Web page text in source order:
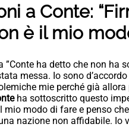
a Conte:
è il mio
”Conte ha detto che non ha
messa. Io sono
mie perché già
ha sottoscritto questo
mio modo di fare e penso
nazione non affidabile.